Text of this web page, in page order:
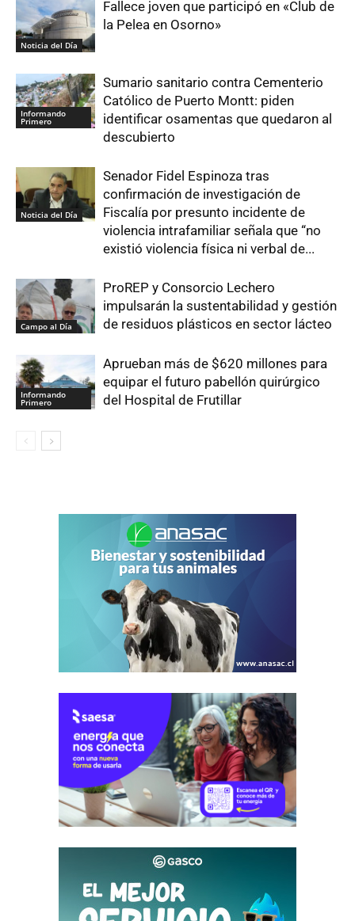
Noticia del Día
Fallece joven que participó en «Club de
la Pelea en Osorno»
Informando
Primero
Sumario sanitario contra Cementerio
Católico de Puerto Montt: piden
identificar osamentas que quedaron al
descubierto
Noticia del Día
Senador Fidel Espinoza tras
confirmación de investigación de
Fiscalía por presunto incidente de
violencia intrafamiliar señala que “no
existió violencia física ni verbal de...
Campo al Día
ProREP y Consorcio Lechero
impulsarán la sustentabilidad y gestión
de residuos plásticos en sector lácteo
Informando
Primero
Aprueban más de $620 millones para
equipar el futuro pabellón quirúrgico
del Hospital de Frutillar